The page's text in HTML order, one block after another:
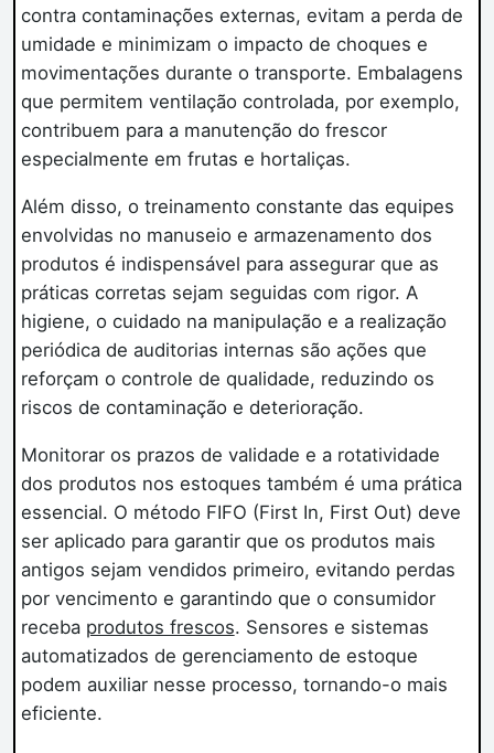
contra contaminações externas, evitam a perda de
umidade e minimizam o impacto de choques e
movimentações durante o transporte. Embalagens
que permitem ventilação controlada, por exemplo,
contribuem para a manutenção do frescor
especialmente em frutas e hortaliças.
Além disso, o treinamento constante das equipes
envolvidas no manuseio e armazenamento dos
produtos é indispensável para assegurar que as
práticas corretas sejam seguidas com rigor. A
higiene, o cuidado na manipulação e a realização
periódica de auditorias internas são ações que
reforçam o controle de qualidade, reduzindo os
riscos de contaminação e deterioração.
Monitorar os prazos de validade e a rotatividade
dos produtos nos estoques também é uma prática
essencial. O método FIFO (First In, First Out) deve
ser aplicado para garantir que os produtos mais
antigos sejam vendidos primeiro, evitando perdas
por vencimento e garantindo que o consumidor
receba produtos frescos. Sensores e sistemas
automatizados de gerenciamento de estoque
podem auxiliar nesse processo, tornando-o mais
eficiente.